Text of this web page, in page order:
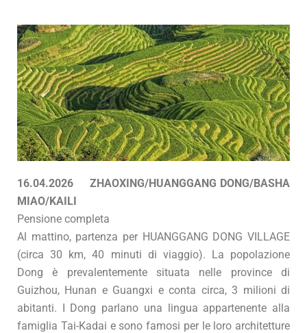
16.04.2026 ZHAOXING/HUANGGANG DONG/BASHA
MIAO/KAILI
Pensione completa
Al mattino, partenza per HUANGGANG DONG VILLAGE
(circa 30 km, 40 minuti di viaggio). La popolazione
Dong è prevalentemente situata nelle province di
Guizhou, Hunan e Guangxi e conta circa, 3 milioni di
abitanti. I Dong parlano una lingua appartenente alla
famiglia Tai-Kadai e sono famosi per le loro architetture